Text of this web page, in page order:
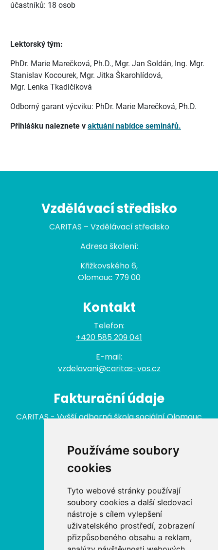
Používáme soubory
cookies
Tyto webové stránky používají
soubory cookies a další sledovací
nástroje s cílem vylepšení
uživatelského prostředí, zobrazení
přizpůsobeného obsahu a reklam,
účastníků: 18 osob
Lektorský tým:
PhDr. Marie Marečková, Ph.D., Mgr. Jan Soldán, Ing. Mgr.
Stanislav Kocourek, Mgr. Jitka Škarohlídová,
Mgr. Lenka Tkadlčíková
Odborný garant výcviku: PhDr. Marie Marečková, Ph.D.
Přihlášku naleznete v aktuání nabídce seminářů.
Vzdělávací středisko
CARITAS – Vzdělávací středisko
Adresa školení:
Křižkovského 6,
Olomouc 779 00
Kontakt
Telefon:
+420 585 209 041
E-mail:
vzdelavani@caritas-vos.cz
Fakturační údaje
CARITAS - Vyšší odborná škola sociální Olomouc
Nabídka
Aktuální kurzy
Akreditované kurzy MŠMT